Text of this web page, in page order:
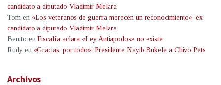
candidato a diputado Vladimir Melara
Tom en «Los veteranos de guerra merecen un reconocimiento»: ex
candidato a diputado Vladimir Melara
Benito en Fiscalía aclara «Ley Antiapodos» no existe
Rudy en «Gracias, por todo»: Presidente Nayib Bukele a Chivo Pets
Archivos